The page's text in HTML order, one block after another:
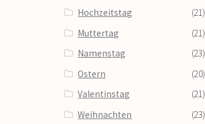
Hochzeitstag
(21)
Muttertag
(21)
Namenstag
(23)
Ostern
(20)
Valentinstag
(21)
Weihnachten
(23)